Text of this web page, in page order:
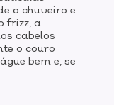
o chuveiro e
frizz, a
cabelos
o couro
bem e, se